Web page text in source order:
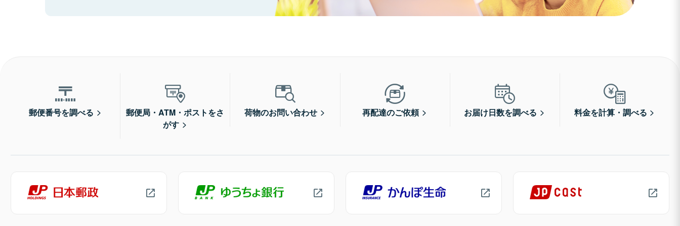
郵便番号を調べる
郵便局・ATM・ポストをさ
がす
荷物のお問い合わせ 再配達のご依頼 お届け日数を調べる 料金を計算・調べる